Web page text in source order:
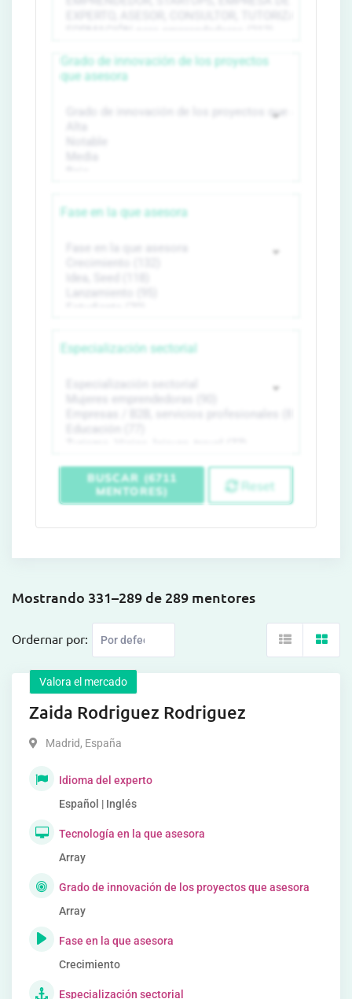
Grado de innovación de los proyectos
que asesora
Fase en la que asesora
Especialización sectorial
BUSCAR (6711
MENTORES)
Reset
Mostrando 331–289 de 289 mentores
Ordernar por:
Valora el mercado
Zaida Rodriguez Rodriguez
Madrid, España
Idioma del experto
Español | Inglés
Tecnología en la que asesora
Array
Grado de innovación de los proyectos que asesora
Array
Fase en la que asesora
Crecimiento
Especialización sectorial